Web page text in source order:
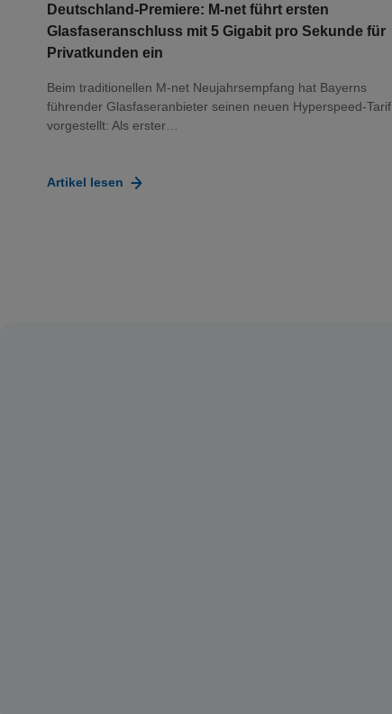
Deutschland-Premiere: M-net führt ersten
Glasfaseranschluss mit 5 Gigabit pro Sekunde für
Privatkunden ein
Beim traditionellen M-net Neujahrsempfang hat Bayerns
führender Glasfaseranbieter seinen neuen Hyperspeed-Tarif
vorgestellt: Als erster…
Artikel lesen